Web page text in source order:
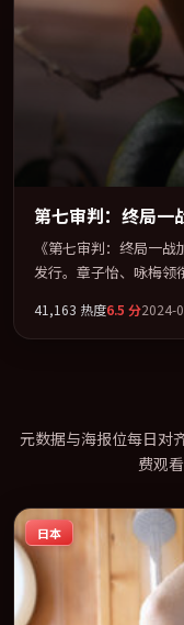
第七审判：终局一
《第七审判：终局一
发行。章子怡、咏梅领
架，在叙事、表演与视
及主流平台同步亮相，
41,163 热度6.5 分2024-
元数据与海报位每日对
费观
日本